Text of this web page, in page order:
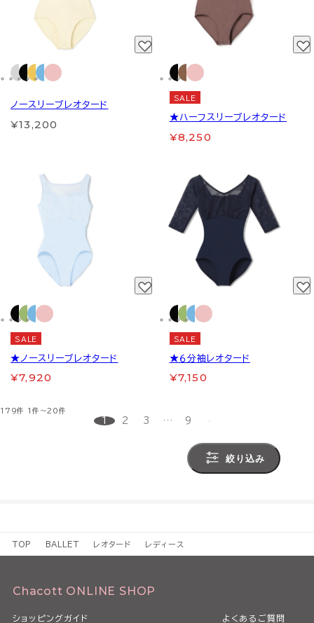
ノースリーブレオタード
¥13,200
SALE
★ハーフスリーブレオタード
¥8,250
SALE
★ノースリーブレオタード
¥7,920
SALE
★６分袖レオタード
¥7,150
179件 1件～20件
1 2 3 … 9
絞り込み
TOP BALLET レオタード レディース
Chacott ONLINE SHOP
ショッピングガイド よくあるご質問